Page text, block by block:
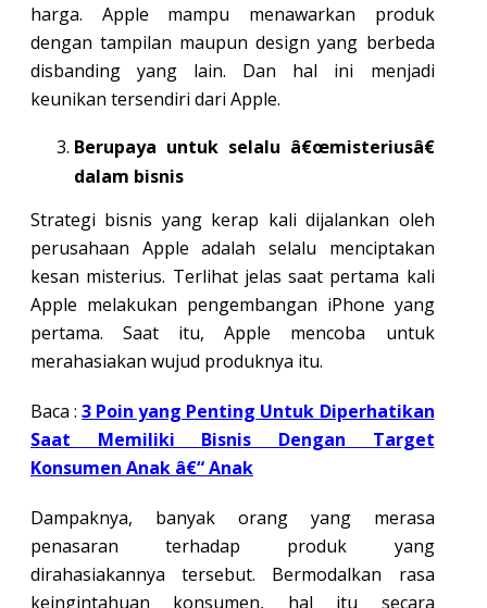
harga. Apple mampu menawarkan produk
dengan tampilan maupun design yang berbeda
disbanding yang lain. Dan hal ini menjadi
keunikan tersendiri dari Apple.
Berupaya untuk selalu â€œmisteriusâ€
dalam bisnis
Strategi bisnis yang kerap kali dijalankan oleh
perusahaan Apple adalah selalu menciptakan
kesan misterius. Terlihat jelas saat pertama kali
Apple melakukan pengembangan iPhone yang
pertama. Saat itu, Apple mencoba untuk
merahasiakan wujud produknya itu.
Baca :3 Poin yang Penting Untuk Diperhatikan
Saat Memiliki Bisnis Dengan Target
Konsumen Anak â€“ Anak
Dampaknya, banyak orang yang merasa
penasaran terhadap produk yang
dirahasiakannya tersebut. Bermodalkan rasa
keingintahuan konsumen, hal itu secara